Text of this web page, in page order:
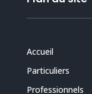
Accueil
Particuliers
Professionnels